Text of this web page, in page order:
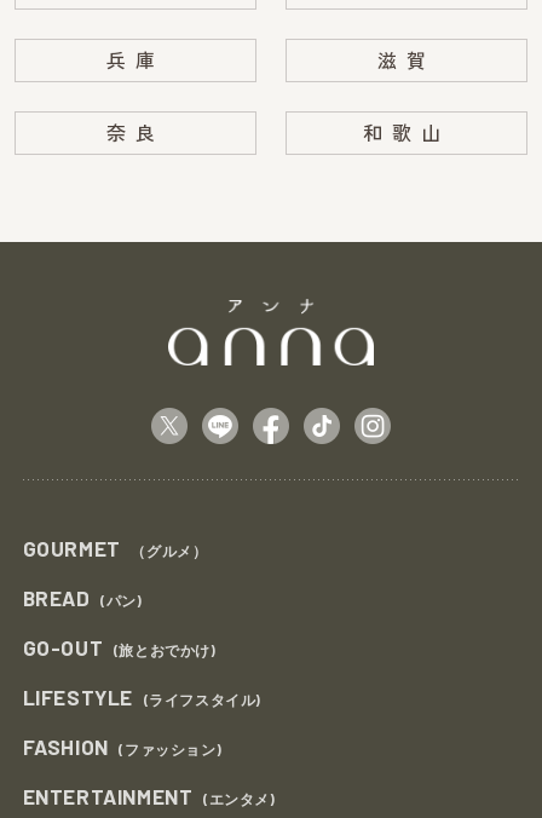
兵庫 滋賀
奈良 和歌山
GOURMET （グルメ）
BREAD (パン)
GO-OUT (旅とおでかけ)
LIFESTYLE (ライフスタイル)
FASHION (ファッション)
ENTERTAINMENT (エンタメ)